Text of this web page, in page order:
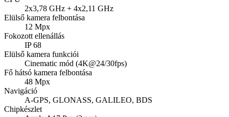
2x3,78 GHz + 4x2,11 GHz
Elülső kamera felbontása
12 Mpx
Fokozott ellenállás
IP 68
Elülső kamera funkciói
Cinematic mód (4K@24/30fps)
Fő hátsó kamera felbontása
48 Mpx
Navigáció
A-GPS, GLONASS, GALILEO, BDS
Chipkészlet